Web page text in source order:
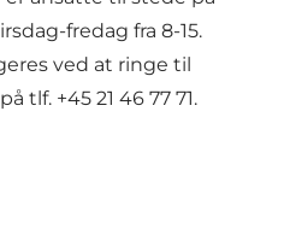
fredag fra 8-15.
ved at ringe til
tlf. +45 21 46 77 71.